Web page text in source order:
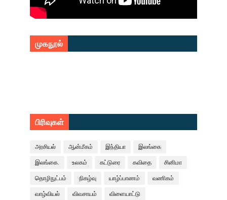
முகநூல்
பிரிவுகள்
அரசியல் ஆன்மீகம் இந்தியா இலங்கை
இலங்கை. உலகம் கட்டுரை கவிதை சினிமா
தொழிநுட்பம் நிகழ்வு யாழ்ப்பாணம் வணிகம்
வாழ்வியல் விவசாயம் விளையாட்டு